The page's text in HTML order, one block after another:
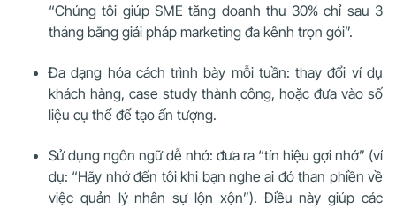
“Chúng tôi giúp SME tăng doanh thu 30% chỉ sau 3
tháng bằng giải pháp marketing đa kênh trọn gói”.
Đa dạng hóa cách trình bày mỗi tuần: thay đổi ví dụ
khách hàng, case study thành công, hoặc đưa vào số
liệu cụ thể để tạo ấn tượng.
Sử dụng ngôn ngữ dễ nhớ: đưa ra “tín hiệu gợi nhớ” (ví
dụ: “Hãy nhớ đến tôi khi bạn nghe ai đó than phiền về
việc quản lý nhân sự lộn xộn”). Điều này giúp các